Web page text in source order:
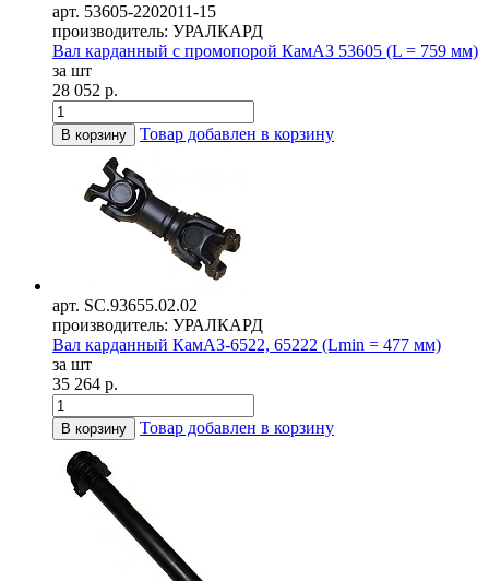
арт. 53605-2202011-15
производитель: УРАЛКАРД
Вал карданный с промопорой КамАЗ 53605 (L = 759 мм)
за шт
28 052 р.
В корзину Товар добавлен в корзину
арт. SC.93655.02.02
производитель: УРАЛКАРД
Вал карданный КамАЗ-6522, 65222 (Lmin = 477 мм)
за шт
35 264 р.
В корзину Товар добавлен в корзину